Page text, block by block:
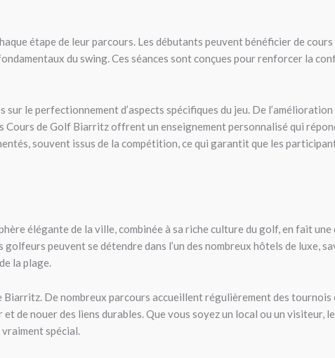
étape de leur parcours. Les débutants peuvent bénéficier de cours
du swing. Ces séances sont conçues pour renforcer la
le perfectionnement d’aspects spécifiques du jeu. De l’amélioration
Cours de Golf Biarritz offrent un enseignement personnalisé qui
souvent issus de la compétition, ce qui garantit que les
élégante de la ville, combinée à sa riche culture du golf, en fait
peuvent se détendre dans l’un des nombreux hôtels de luxe,
la plage.
Biarritz. De nombreux parcours accueillent régulièrement des tournois
nouer des liens durables. Que vous soyez un local ou un visiteur, le
spécial.